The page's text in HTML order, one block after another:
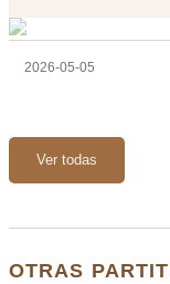
2026-05-05
Ver todas
OTRAS